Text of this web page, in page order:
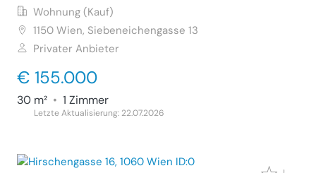
Wohnung (Kauf)
1150 Wien, Siebeneichengasse 13
Privater Anbieter
€ 155.000
30 m² • 1 Zimmer
Letzte Aktualisierung: 22.07.2026